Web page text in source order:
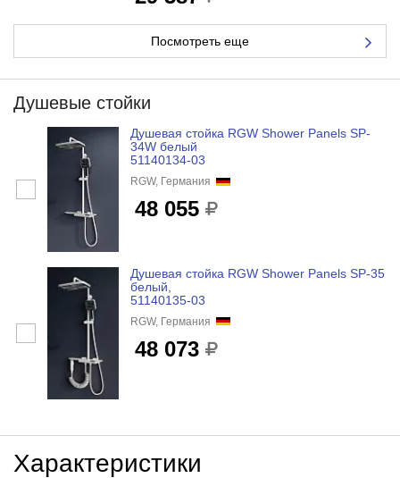
Посмотреть еще
Душевые стойки
Душевая стойка RGW Shower Panels SP-
34W белый
51140134-03
RGW, Германия
48 055
Душевая стойка RGW Shower Panels SP-35
белый,
51140135-03
RGW, Германия
48 073
Характеристики